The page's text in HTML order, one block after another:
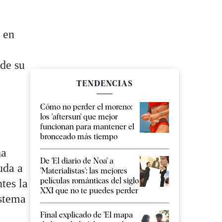
en
su
a
la
TENDENCIAS
Cómo no perder el moreno:
los 'aftersun' que mejor
funcionan para mantener el
bronceado más tiempo
De 'El diario de Noa' a
'Materialistas': las mejores
películas románticas del siglo
XXI que no te puedes perder
Final explicado de 'El mapa